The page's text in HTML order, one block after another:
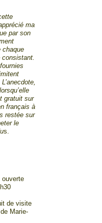
ma
par son
chaque
gratuit sur
français à
restée sur
le
s.
ouverte
de visite
Marie-